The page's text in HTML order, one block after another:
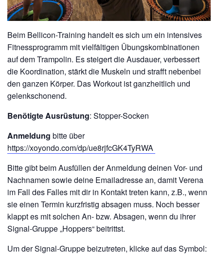
Beim Bellicon-Training handelt es sich um ein intensives
Fitnessprogramm mit vielfältigen Übungskombinationen
auf dem Trampolin. Es steigert die Ausdauer, verbessert
die Koordination, stärkt die Muskeln und strafft nebenbei
den ganzen Körper. Das Workout ist ganzheitlich und
gelenkschonend.
Benötigte Ausrüstung: Stopper-Socken
Anmeldung bitte über
https://xoyondo.com/dp/ue8rjfcGK4TyRWA
Bitte gibt beim Ausfüllen der Anmeldung deinen Vor- und
Nachnamen sowie deine Emailadresse an, damit Verena
im Fall des Falles mit dir in Kontakt treten kann, z.B., wenn
sie einen Termin kurzfristig absagen muss. Noch besser
klappt es mit solchen An- bzw. Absagen, wenn du ihrer
Signal-Gruppe „Hoppers“ beitrittst.
Um der Signal-Gruppe beizutreten, klicke auf das Symbol: